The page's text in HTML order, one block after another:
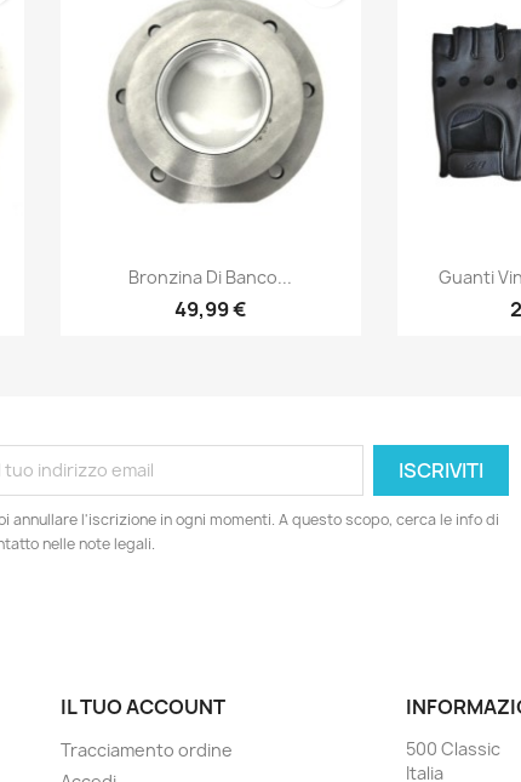
Anteprima
Bronzina Di Banco...
49,99 €

Guanti
annullare l'iscrizione in ogni momenti. A questo scopo, cerca le info di
nelle note legali.
IL TUO ACCOUNT
Tracciamento ordine
500 Classic
Italia